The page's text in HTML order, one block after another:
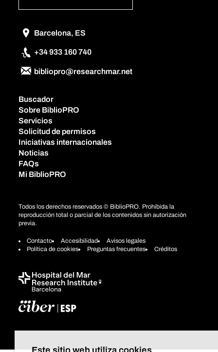
Barcelona, ES
+34 933 160 740
bibliopro@researchmar.net
Buscador
Sobre BiblioPRO
Servicios
Solicitud de permisos
Iniciativas internacionales
Noticias
FAQs
Mi BiblioPRO
Todos los derechos reservados © BiblioPRO. Prohibida la
reproducción total o parcial de los contenidos sin autorización
previa.
Contacto Accesibilidad
Avisos legales
Política de cookies
Preguntas frecuentes Créditos
Este sitio web utiliza cookies